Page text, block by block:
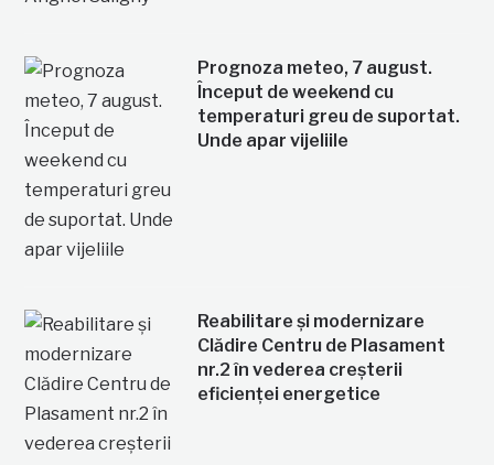
Prognoza meteo, 7 august.
Început de weekend cu
temperaturi greu de suportat.
Unde apar vijeliile
Reabilitare și modernizare
Clădire Centru de Plasament
nr.2 în vederea creșterii
eficienței energetice